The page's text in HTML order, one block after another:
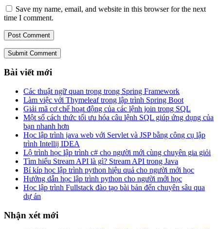
Save my name, email, and website in this browser for the next
time I comment.
Submit Comment
Bài viết mới
Các thuật ngữ quan trọng trong Spring Framework
Làm việc với Thymeleaf trong lập trình Spring Boot
Giải mã cơ chế hoạt động của các lệnh join trong SQL
Một số cách thức tối ưu hóa câu lệnh SQL giúp ứng dụng của
bạn nhanh hơn
Học lập trình java web với Servlet và JSP bằng công cụ lập
trình Intellij IDEA
Lộ trình học lập trình c# cho người mới cùng chuyên gia giỏi
Tìm hiểu Stream API là gì? Stream API trong Java
Bí kíp học lập trình python hiệu quả cho người mới học
Hướng dẫn học lập trình python cho người mới học
Học lập trình Fullstack đào tạo bài bản đến chuyên sâu qua
dự án
Nhận xét mới